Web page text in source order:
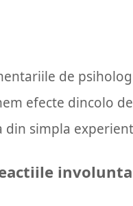
de
efecte dincolo
simpla